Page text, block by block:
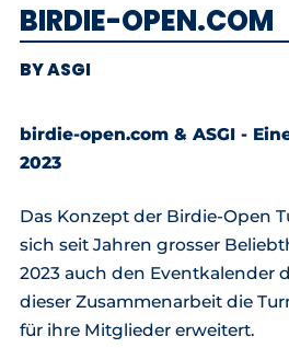
BIRDIE-OPEN.COM
BY ASGI
birdie-open.com & ASGI -
2023
Das Konzept der Birdie-Open
sich seit Jahren grosser
2023 auch den Eventkalender
dieser Zusammenarbeit die
für ihre Mitglieder erweitert.